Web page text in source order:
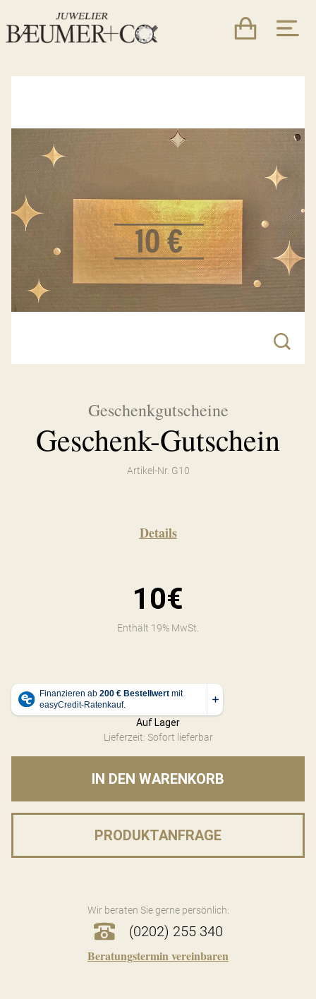
Geschenkgutscheine
Geschenk-Gutschein
Artikel-Nr. G10
Details
10€
Enthält 19% MwSt.
Auf Lager
Lieferzeit: Sofort lieferbar
IN DEN WARENKORB
PRODUKTANFRAGE
Wir beraten Sie gerne persönlich:
(0202) 255 340
Beratungstermin vereinbaren